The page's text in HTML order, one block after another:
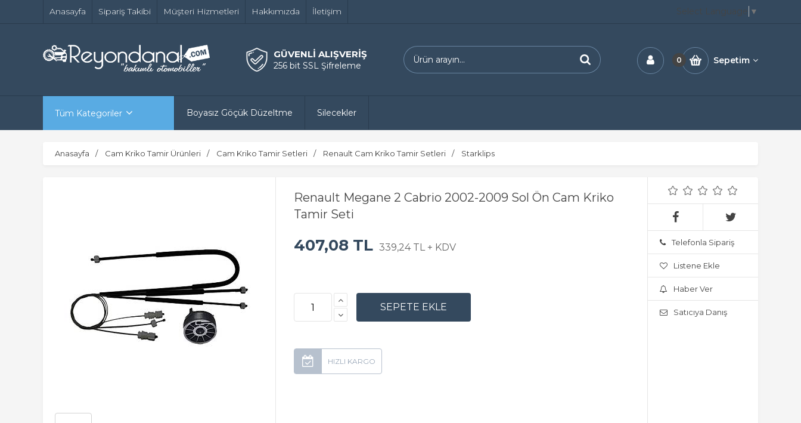
Anasayfa Sipariş Takibi Müşteri Hizmetleri Hakkımızda İletişim Select Language ▼
GÜVENLİ ALIŞVERİŞ
256 bit SSL Şifreleme
0 Sepetim
Tüm Kategoriler Boyasız Göçük Düzeltme Silecekler
Anasayfa Cam Kriko Tamir Ürünleri Cam Kriko Tamir Setleri Renault Cam Kriko Tamir Setleri Starklips
Renault Megane 2 Cabrio 2002-2009 Sol Ön Cam Kriko
Tamir Seti
407,08 TL 339,24 TL + KDV Telefonla Sipariş
Listene Ekle
Haber Ver
Satıcıya Danış